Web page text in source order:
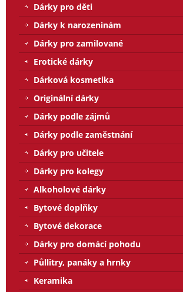
Dárky pro děti
Dárky k narozeninám
Dárky pro zamilované
Erotické dárky
Dárková kosmetika
Originální dárky
Dárky podle zájmů
Dárky podle zaměstnání
Dárky pro učitele
Dárky pro kolegy
Alkoholové dárky
Bytové doplňky
Bytové dekorace
Dárky pro domácí pohodu
Půllitry, panáky a hrnky
Keramika